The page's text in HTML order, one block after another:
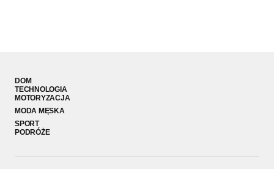
DOM
TECHNOLOGIA
MOTORYZACJA
MODA MĘSKA
SPORT
PODRÓŻE